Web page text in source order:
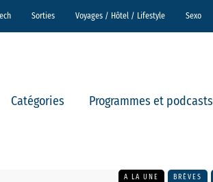
Sorties Voyages / Hôtel / Lifestyle Sexo
Catégories Programmes et podcasts
A LA UNE BRÈVES